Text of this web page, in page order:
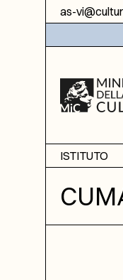
Vai al contenuto
as-
ISTITUTO
Informazioni
Sezione di